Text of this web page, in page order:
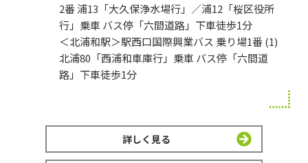
2番 浦13「大久保浄水場行」／浦12「桜区役所
行」乗車 バス停「六間道路」下車徒歩1分
＜北浦和駅＞駅西口国際興業バス 乗り場1番 (1)
北浦80「西浦和車庫行」乗車 バス停「六間道
路」下車徒歩1分
詳しく見る